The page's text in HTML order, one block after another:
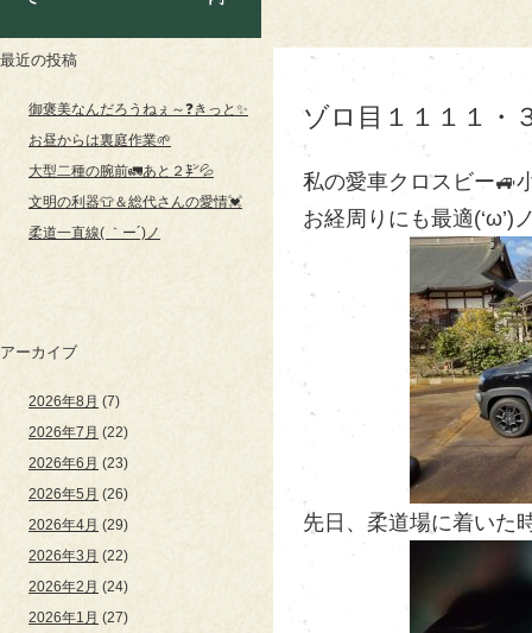
最近の投稿
御褒美なんだろうねぇ～❓きっと✨
お昼からは裏庭作業🌱
大型二種の腕前🚛あと２㌢💦
文明の利器👕＆総代さんの愛情💓
柔道一直線( ｀ー´)ノ
アーカイブ
2026年8月 (7)
2026年7月 (22)
2026年6月 (23)
2026年5月 (26)
2026年4月 (29)
2026年3月 (22)
2026年2月 (24)
2026年1月 (27)
ゾロ目１１１１・
私の愛車クロスビー🚙
お経周りにも最適(‘ω’)
先日、柔道場に着いた